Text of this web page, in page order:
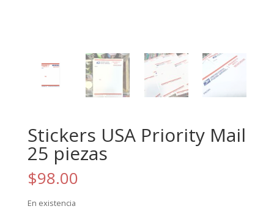
Stickers USA Priority Mail
25 piezas
$98.00
En existencia